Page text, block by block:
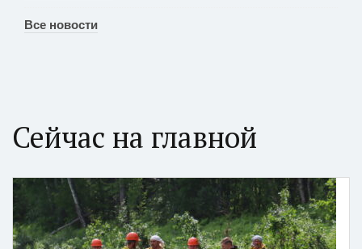
Все новости
Сейчас на главной